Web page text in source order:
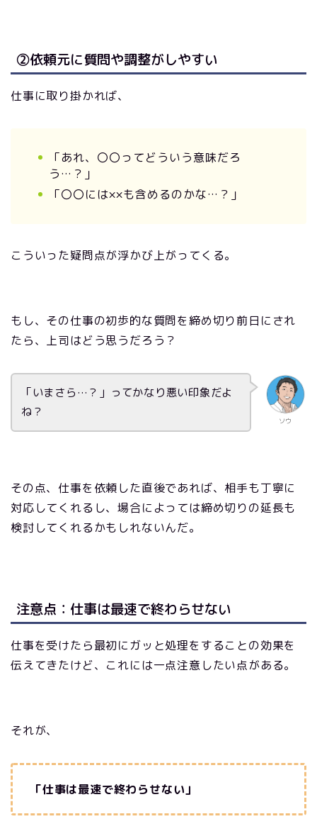
②依頼元に質問や調整がしやすい
仕事に取り掛かれば、
「あれ、〇〇ってどういう意味だろ
う…？」
「〇〇には××も含めるのかな…？」
こういった疑問点が浮かび上がってくる。
もし、その仕事の初歩的な質問を締め切り前日にされ
たら、上司はどう思うだろう？
ソウ
「いまさら…？」ってかなり悪い印象だよ
ね？
その点、仕事を依頼した直後であれば、相手も丁寧に
対応してくれるし、場合によっては締め切りの延長も
検討してくれるかもしれないんだ。
注意点：仕事は最速で終わらせない
仕事を受けたら最初にガッと処理をすることの効果を
伝えてきたけど、これには一点注意したい点がある。
それが、
「仕事は最速で終わらせない」